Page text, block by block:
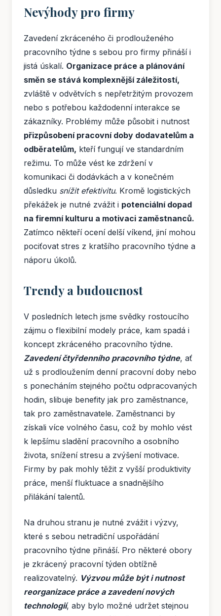
Nevýhody pro firmy
Zavedení zkráceného či prodlouženého
pracovního týdne s sebou pro firmy přináší i
jistá úskalí. Organizace práce a plánování
směn se stává komplexnější záležitostí,
zvláště v odvětvích s nepřetržitým provozem
nebo s potřebou každodenní interakce se
zákazníky. Problémy může působit i nutnost
přizpůsobení pracovní doby dodavatelům a
odběratelům, kteří fungují ve standardním
režimu. To může vést ke zdržení v
komunikaci či dodávkách a v konečném
důsledku snížit efektivitu. Kromě logistických
překážek je nutné zvážit i potenciální dopad
na firemní kulturu a motivaci zaměstnanců.
Zatímco někteří ocení delší víkend, jiní mohou
pociťovat stres z kratšího pracovního týdne a
náporu úkolů.
Trendy a budoucnost
V posledních letech jsme svědky rostoucího
zájmu o flexibilní modely práce, kam spadá i
koncept zkráceného pracovního týdne.
Zavedení čtyřdenního pracovního týdne, ať
už s prodloužením denní pracovní doby nebo
s ponecháním stejného počtu odpracovaných
hodin, slibuje benefity jak pro zaměstnance,
tak pro zaměstnavatele. Zaměstnanci by
získali více volného času, což by mohlo vést
k lepšímu sladění pracovního a osobního
života, snížení stresu a zvýšení motivace.
Firmy by pak mohly těžit z vyšší produktivity
práce, menší fluktuace a snadnějšího
přilákání talentů.
Na druhou stranu je nutné zvážit i výzvy,
které s sebou netradiční uspořádání
pracovního týdne přináší. Pro některé obory
je zkrácený pracovní týden obtížně
realizovatelný. Výzvou může být i nutnost
reorganizace práce a zavedení nových
technologií, aby bylo možné udržet stejnou